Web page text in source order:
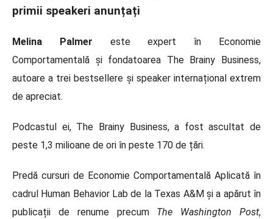
primii speakeri anunțați
Melina Palmer este expert în Economie
Comportamentală și fondatoarea The Brainy Business,
autoare a trei bestsellere și speaker internațional extrem
de apreciat.
Podcastul ei, The Brainy Business, a fost ascultat de
peste 1,3 milioane de ori în peste 170 de țări.
Predă cursuri de Economie Comportamentală Aplicată în
cadrul Human Behavior Lab de la Texas A&M și a apărut în
publicații de renume precum The Washington Post,